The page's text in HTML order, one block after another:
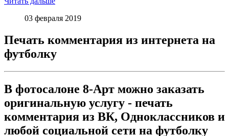
03 февраля 2019
Печать комментария из интернета на
футболку
В фотосалоне 8-Арт можно заказать
оригинальную услугу - печать
комментария из ВК, Одноклассников и
любой социальной сети на футболку